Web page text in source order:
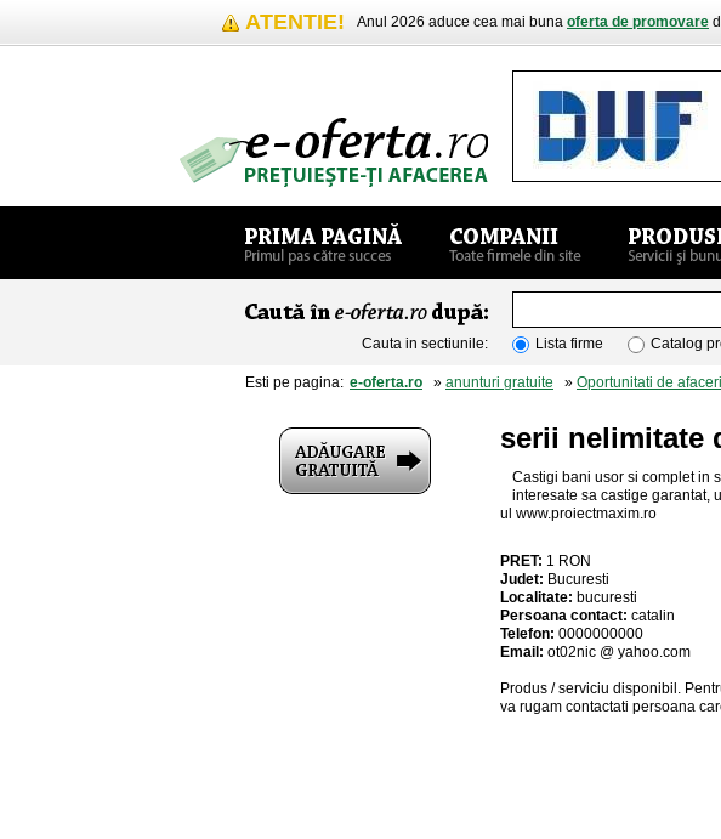
ATENTIE! Anul 2026 aduce cea mai buna oferta de promovare
Cauta in sectiunile: Lista firme Catalog
Esti pe pagina: e-oferta.ro » anunturi gratuite » Oportunitati de afaceri
serii nelimitate
Castigi bani usor si complet in
interesate sa castige garantat,
ul www.proiectmaxim.ro
PRET: 1 RON
Judet: Bucuresti
Localitate: bucuresti
Persoana contact: catalin
Telefon: 0000000000
Email: ot02nic @ yahoo.com
Produs / serviciu disponibil .
va rugam contactati persoana